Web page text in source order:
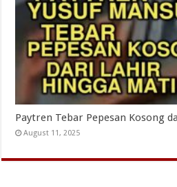
Paytren Tebar Pepesan Kosong
August 11, 2025